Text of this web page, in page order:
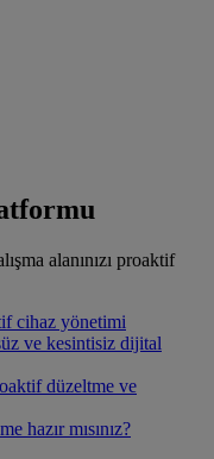
alanınızı proaktif
cihaz yönetimi
ve kesintisiz dijital
düzeltme ve
hazır mısınız?